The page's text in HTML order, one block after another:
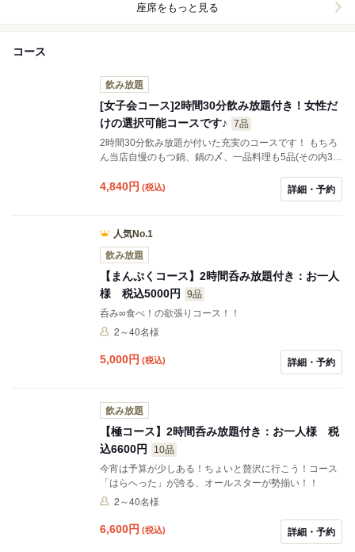
座席をもっと見る
コース
飲み放題
[女子会コース]2時間30分飲み放題付き！女性だ
けの選択可能コースです♪
7品
2時間30分飲み放題が付いた充実のコースです！ もちろ
ん当店自慢のもつ鍋、鍋の〆、一品料理も5品(その内3品
いコースとなっています。
4,840円 (税込) 詳細・予約
人気No.1
飲み放題
【まんぷくコース】2時間呑み放題付き：お一人
様 税込5000円
9品
呑み∞食べ！の欲張りコース！！
2～40名様
5,000円 (税込) 詳細・予約
飲み放題
【極コース】2時間呑み放題付き：お一人様 税
込6600円
10品
今宵は予算が少しある！ちょいと贅沢に行こう！コース
「はらへった」が誇る、オールスターが勢揃い！！
2～40名様
6,600円 (税込) 詳細・予約